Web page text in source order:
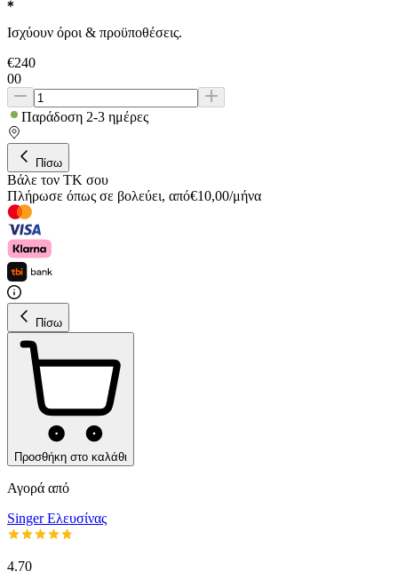
Ισχύουν όροι & προϋποθέσεις.
€240
00
Παράδοση 2-3 ημέρες
Πίσω
Βάλε τον ΤΚ σου
Πλήρωσε όπως σε βολεύει, από€10,00/μήνα
Πίσω
Προσθήκη στο καλάθι
Αγορά από
Singer Ελευσίνας
4.70